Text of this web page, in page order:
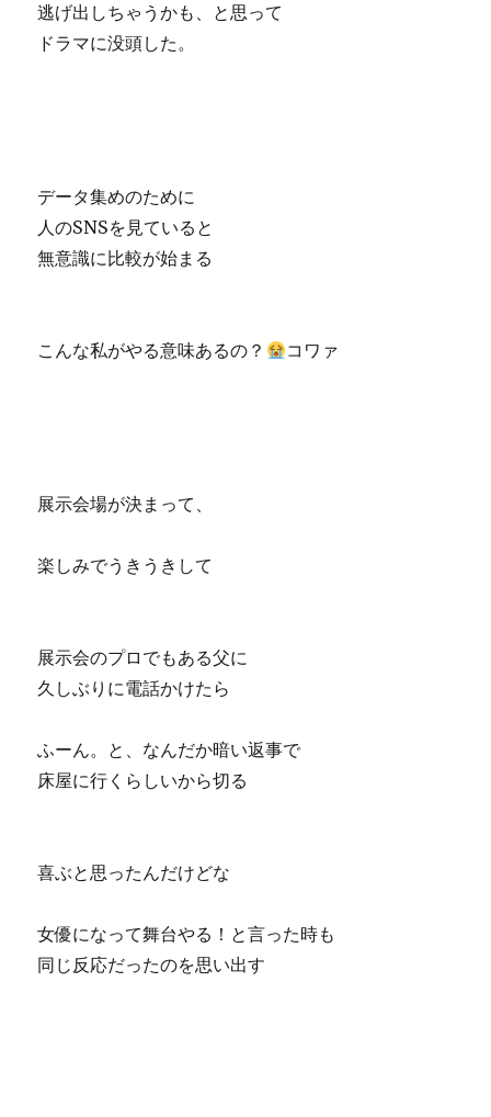
逃げ出しちゃうかも、と思って
ドラマに没頭した。
データ集めのために
人のSNSを見ていると
無意識に比較が始まる
こんな私がやる意味あるの？ コワァ
展示会場が決まって、
楽しみでうきうきして
展示会のプロでもある父に
久しぶりに電話かけたら
ふーん。と、なんだか暗い返事で
床屋に行くらしいから切る
喜ぶと思ったんだけどな
女優になって舞台やる！と言った時も
同じ反応だったのを思い出す